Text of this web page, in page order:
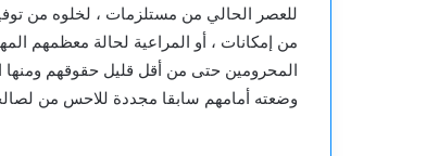
للعصر الحالي من مستلزمات ، لخلوه من
من إمكانات ، أو المراعية لحالة معظمهم
المحرومين حتى من أقل قليل حقوقهم ومنها
وضعته أمامهم سابقا مجددة للاحس من